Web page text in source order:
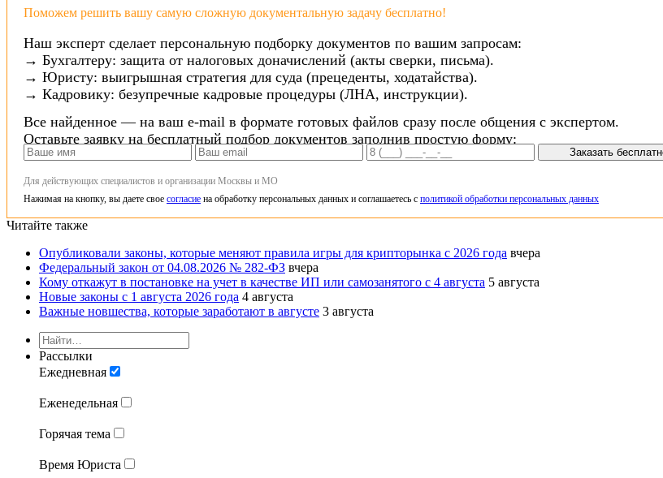
Поможем решить вашу самую сложную документальную задачу бесплатно!
Наш эксперт сделает персональную подборку документов по вашим запросам:
→ Бухгалтеру: защита от налоговых доначислений (акты сверки, письма).
→ Юристу: выигрышная стратегия для суда (прецеденты, ходатайства).
→ Кадровику: безупречные кадровые процедуры (ЛНА, инструкции).
Все найденное — на ваш e-mail в формате готовых файлов сразу после общения с экспертом.
Оставьте заявку на бесплатный подбор документов заполнив простую форму:
Заказать
Для действующих специалистов и организации Москвы и МО
Нажимая на кнопку, вы даете свое согласие на обработку персональных данных и соглашаетесь с политикой обработки персональных данных
Читайте также
Опубликовали законы, которые меняют правила игры для крипторынка с 2026 года вчера
Федеральный закон от 04.08.2026 № 282-ФЗ вчера
Кому откажут в постановке на учет в качестве ИП или самозанятого с 4 августа 5 августа
Новые законы с 1 августа 2026 года 4 августа
Важные новшества, которые заработают в августе 3 августа
Рассылки
Ежедневная
Еженедельная
Горячая тема
Время Юриста